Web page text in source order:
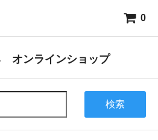
0
オンラインショップ
検索